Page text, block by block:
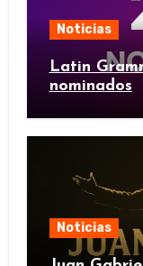
Noticias
Latin
nominados
Noticias